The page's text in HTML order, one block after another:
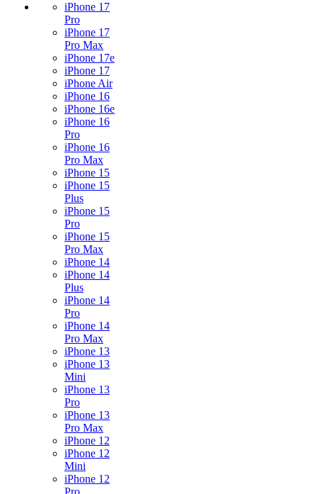
iPhone 17
Pro
iPhone 17
Pro Max
iPhone 17e
iPhone 17
iPhone Air
iPhone 16
iPhone 16e
iPhone 16
Pro
iPhone 16
Pro Max
iPhone 15
iPhone 15
Plus
iPhone 15
Pro
iPhone 15
Pro Max
iPhone 14
iPhone 14
Plus
iPhone 14
Pro
iPhone 14
Pro Max
iPhone 13
iPhone 13
Mini
iPhone 13
Pro
iPhone 13
Pro Max
iPhone 12
iPhone 12
Mini
iPhone 12
Pro